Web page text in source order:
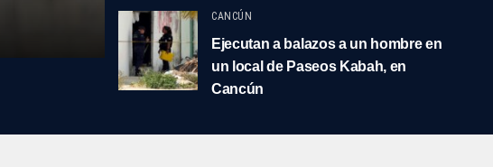
CANCÚN
Ejecutan a balazos a un hombre en
un local de Paseos Kabah, en
Cancún